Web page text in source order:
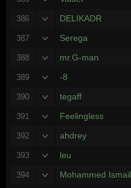
386 DELIKADR
387 Serega
388 mr.G-man
389 -8
390 tegaff
391 Feelingless
392 ahdrey
393 leu
394 Mohammed Ismail